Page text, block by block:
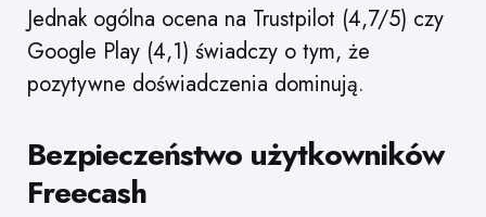
Jednak ogólna ocena na Trustpilot (4,7/5) czy
Google Play (4,1) świadczy o tym, że
pozytywne doświadczenia dominują.
Bezpieczeństwo użytkowników
Freecash